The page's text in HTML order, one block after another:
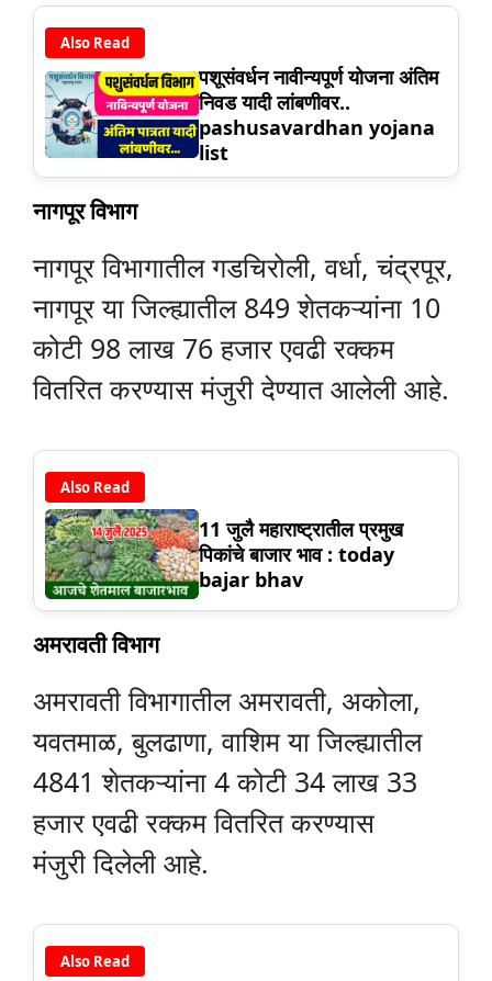
Also Read
पशूसंवर्धन नावीन्यपूर्ण योजना अंतिम
निवड यादी लांबणीवर..
pashusavardhan yojana
list
नागपूर विभाग
नागपूर विभागातील गडचिरोली, वर्धा, चंद्रपूर,
नागपूर या जिल्ह्यातील 849 शेतकऱ्यांना 10
कोटी 98 लाख 76 हजार एवढी रक्कम
वितरित करण्यास मंजुरी देण्यात आलेली आहे.
Also Read
11 जुलै महाराष्ट्रातील प्रमुख
पिकांचे बाजार भाव : today
bajar bhav
अमरावती विभाग
अमरावती विभागातील अमरावती, अकोला,
यवतमाळ, बुलढाणा, वाशिम या जिल्ह्यातील
4841 शेतकऱ्यांना 4 कोटी 34 लाख 33
हजार एवढी रक्कम वितरित करण्यास
मंजुरी दिलेली आहे.
Also Read